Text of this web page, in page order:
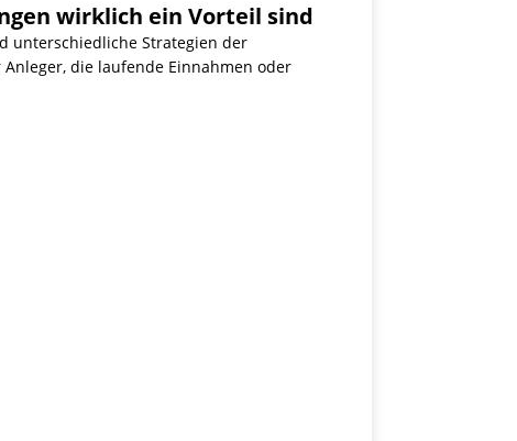
wirklich ein Vorteil sind
unterschiedliche Strategien der
die laufende Einnahmen oder